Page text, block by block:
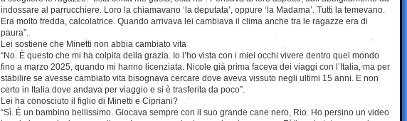
indossare al parrucchiere. Loro la chiamavano ‘la deputata’, oppure ‘la Madama’. Tutti la temevano.
Era molto fredda, calcolatrice. Quando arrivava lei cambiava il clima anche tra le ragazze era di
paura”.
Lei sostiene che Minetti non abbia cambiato vita
“No. È questo che mi ha colpita della grazia. Io l’ho vista con i miei occhi vivere dentro quel mondo
fino a marzo 2025, quando mi hanno licenziata. Nicole già prima faceva dei viaggi con l’Italia, ma per
stabilire se avesse cambiato vita bisognava cercare dove aveva vissuto negli ultimi 15 anni. E non
certo in Italia dove andava per viaggio e si è trasferita da poco”.
Lei ha conosciuto il figlio di Minetti e Cipriani?
“Sì. È un bambino bellissimo. Giocava sempre con il suo grande cane nero, Rio. Ho persino un video